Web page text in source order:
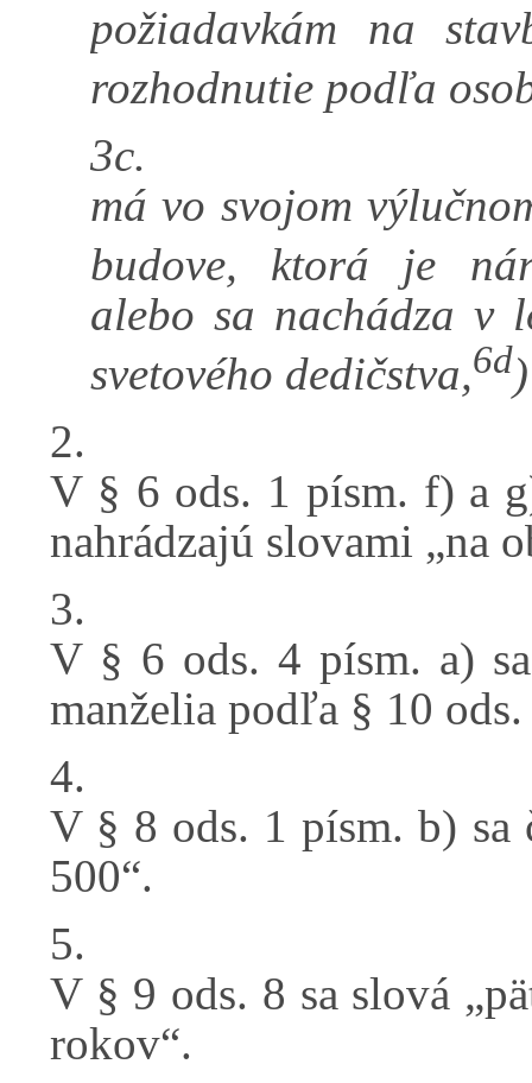
požiadavkám na
rozhodnutie podľa
3c.
má vo svojom
budove, ktorá je
alebo sa nachádza v
svetového dedičstva,6d
2.
V § 6 ods. 1 písm. f) a
nahrádzajú slovami „na
3.
V § 6 ods. 4 písm. a)
manželia podľa § 10
4.
V § 8 ods. 1 písm. b) sa
500“.
5.
V § 9 ods. 8 sa slová
rokov“.